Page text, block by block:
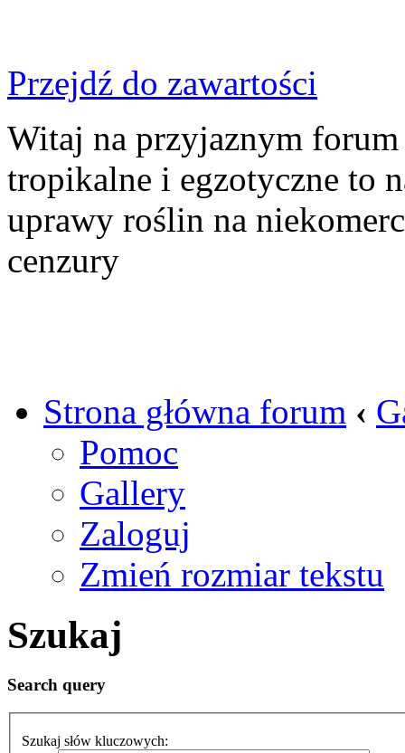
Przejdź do zawartości
Witaj na przyjaznym
tropikalne i egzotyczne to
uprawy roślin na
cenzury
Strona główna forum ‹
Pomoc
Gallery
Zaloguj
Zmień rozmiar tekstu
Szukaj
Search query
Szukaj słów kluczowych: